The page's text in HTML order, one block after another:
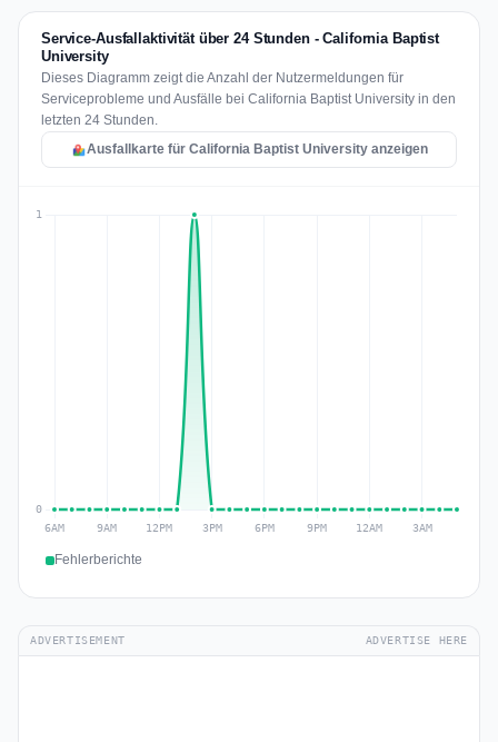
Service-Ausfallaktivität über 24 Stunden - California Baptist
University
Dieses Diagramm zeigt die Anzahl der Nutzermeldungen für
Serviceprobleme und Ausfälle bei California Baptist University in den
letzten 24 Stunden.
Ausfallkarte für California Baptist University anzeigen
Fehlerberichte
ADVERTISEMENT ADVERTISE HERE